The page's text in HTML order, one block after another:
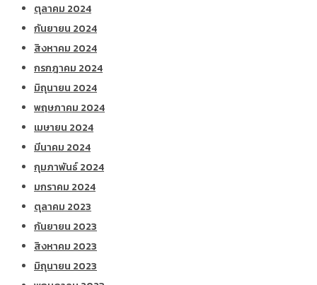
ตุลาคม 2024
กันยายน 2024
สิงหาคม 2024
กรกฎาคม 2024
มิถุนายน 2024
พฤษภาคม 2024
เมษายน 2024
มีนาคม 2024
กุมภาพันธ์ 2024
มกราคม 2024
ตุลาคม 2023
กันยายน 2023
สิงหาคม 2023
มิถุนายน 2023